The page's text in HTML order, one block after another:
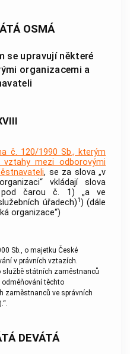
OSMÁ
se upravují některé
organizacemi a
č. 120/1990 Sb., kterým
mezi odborovými
, se za slova „v
vkládají slova
pod čarou č. 1) „a ve
úřadech)1) (dále
organizace“)
Sb., o majetku České
v právních vztazích.
službě státních zaměstnanců
odměňování těchto
zaměstnanců ve správních
DEVÁTÁ